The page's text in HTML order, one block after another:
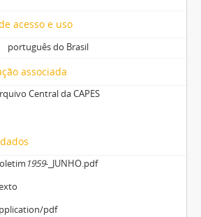
acesso e uso
português do Brasil
associada
Central da CAPES
1959-_JUNHO.pdf
pdf